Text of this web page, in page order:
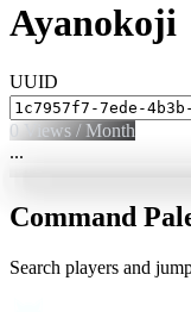
Ayanokoji
UUID
0 Views / Month
...
Command
Search players and